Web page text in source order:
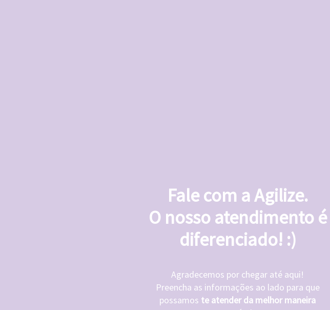
Fale com a Agilize.
O nosso atendimento é
diferenciado! :)
Agradecemos por chegar até aqui!
Preencha as informações ao lado para que
possamos te atender da melhor maneira